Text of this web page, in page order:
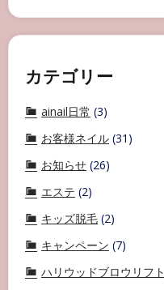
カテゴリー
ainail日常 (3)
お客様ネイル (31)
お知らせ (26)
エステ (2)
キッズ脱毛 (2)
キャンペーン (7)
ハリウッドブロウリフト